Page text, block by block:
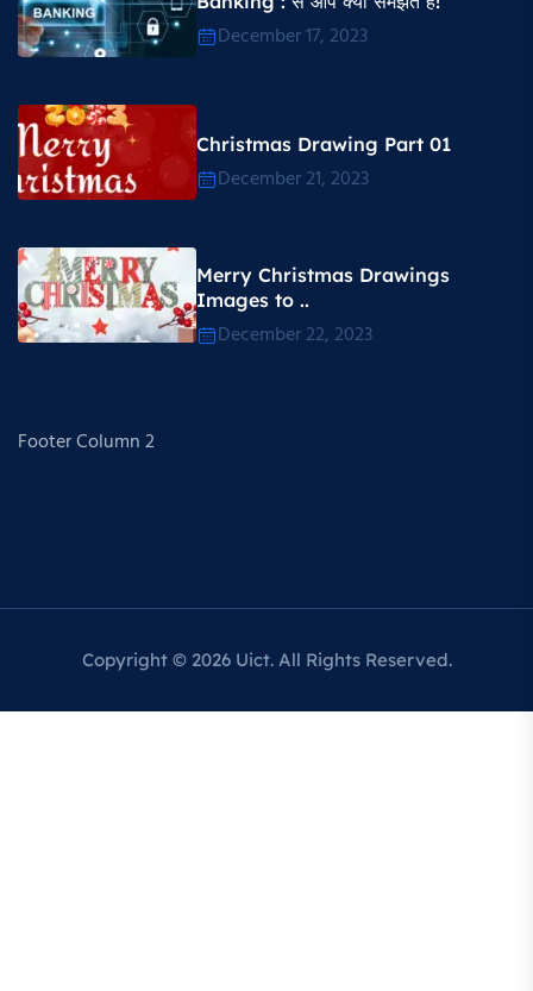
December 17, 2023
Christmas Drawing Part 01
December 21, 2023
Merry Christmas Drawings
Images to ..
December 22, 2023
Footer Column 2
Copyright © 2026 Uict. All Rights Reserved.